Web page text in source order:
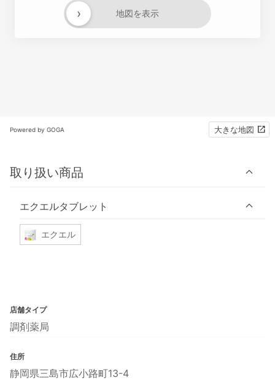
地図を表示
›
Powered by GOGA 大きな地図
取り扱い商品
エクエルタブレット
エクエル
店舗タイプ
調剤薬局
住所
静岡県三島市広小路町13-4